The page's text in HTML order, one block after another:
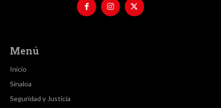
Menú
Inicio
Sinaloa
Seguridad y Justicia